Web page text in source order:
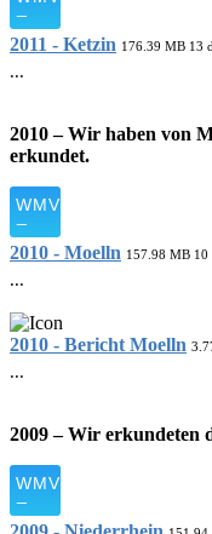
2011 - Ketzin 176.39 MB 13
...
2010 – Wir haben von
erkundet.
2010 - Moelln 157.98 MB 10
...
2010 - Bericht Moelln
...
2009 – Wir erkundeten